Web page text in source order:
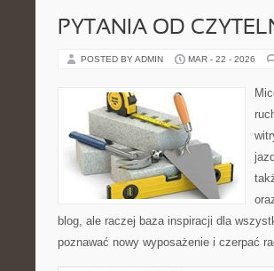
PYTANIA OD
POSTED BY ADMIN MAR - 22 - 2026
blog, ale raczej baza inspiracji dla
poznawać nowy wyposażenie i czerpać